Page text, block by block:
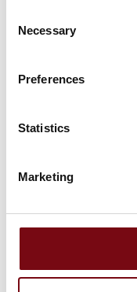
Selection
Necessary
Preferences
Statistics
Marketing
Instruments
Elspec er blandt